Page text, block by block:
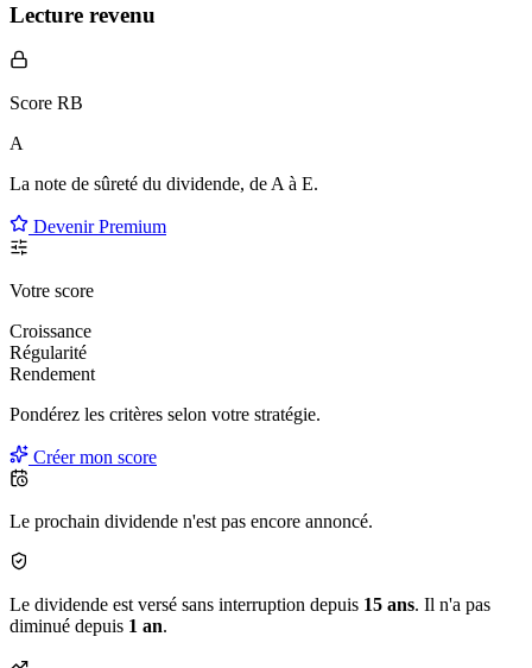
Lecture revenu
Score RB
A
La note de sûreté du dividende, de A à E.
Devenir Premium
Votre score
Croissance
Régularité
Rendement
Pondérez les critères selon votre stratégie.
Créer mon score
Le prochain dividende n'est pas encore annoncé.
Le dividende est versé sans interruption depuis 15 ans. Il n'a pas
diminué depuis 1 an.